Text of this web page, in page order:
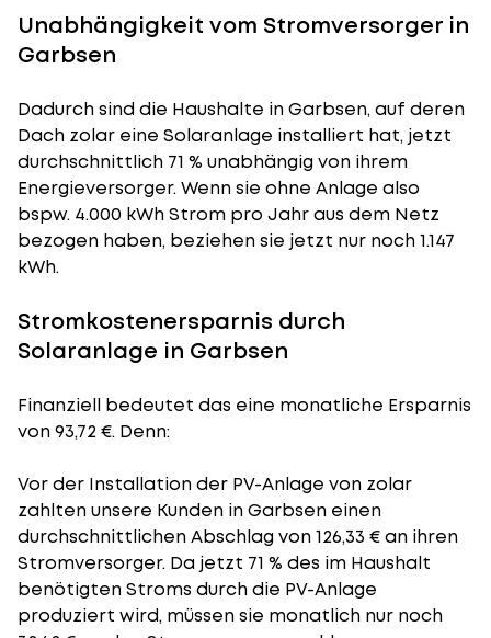
Unabhängigkeit vom Stromversorger in
Garbsen
Dadurch sind die Haushalte in Garbsen, auf deren
Dach zolar eine Solaranlage installiert hat, jetzt
durchschnittlich 71 % unabhängig von ihrem
Energieversorger. Wenn sie ohne Anlage also
bspw. 4.000 kWh Strom pro Jahr aus dem Netz
bezogen haben, beziehen sie jetzt nur noch 1.147
kWh.
Stromkostenersparnis durch
Solaranlage in Garbsen
Finanziell bedeutet das eine monatliche Ersparnis
von 93,72 €. Denn:
Vor der Installation der PV-Anlage von zolar
zahlten unsere Kunden in Garbsen einen
durchschnittlichen Abschlag von 126,33 € an ihren
Stromversorger. Da jetzt 71 % des im Haushalt
benötigten Stroms durch die PV-Anlage
produziert wird, müssen sie monatlich nur noch